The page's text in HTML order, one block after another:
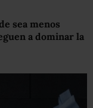
sea menos
a dominar la